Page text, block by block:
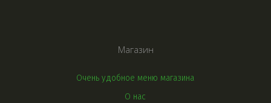
Магазин
Очень удобное меню магазина
О нас